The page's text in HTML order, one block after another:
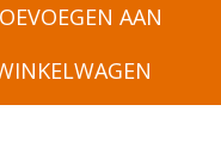
AAN